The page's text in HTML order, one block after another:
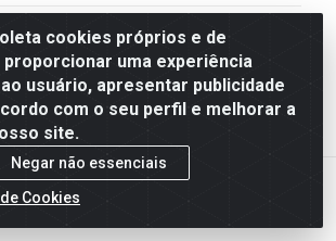
cookies próprios e de
uma experiência
usuário, apresentar publicidade
com o seu perfil e melhorar a
site.
Negar não essenciais
Cookies
F. Pereira Queiroz Comercio e
- Quadra Qi 10 Lotes 39 e, 41 - Setor
Brasília/DF - CEP 72.135-100 -
CNPJ 13.184.675/0001-80